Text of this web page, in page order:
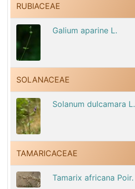
RUBIACEAE
Galium aparine L.
SOLANACEAE
Solanum dulcamara L.
TAMARICACEAE
Tamarix africana Poir.